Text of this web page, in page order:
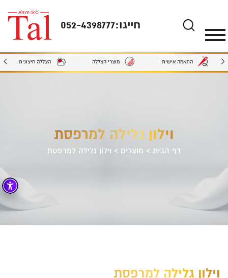
חייגו:052-4398777
התאמה אישית מוצרי הצללה הצללה חיצונית
וילון גלילה למרפסת
דף הבית > מוצרים > וילון גלילה למרפסת
וילון גלילה למרפסת